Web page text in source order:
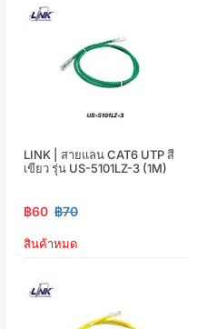
LINK | สายแลน CAT6 UTP สี
เขียว รุ่น US-5101LZ-3 (1M)
฿60 ฿70
สินค้าหมด